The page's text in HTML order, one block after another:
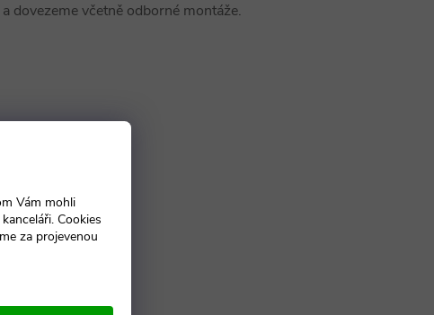
Vám mohli
Cookies
za projevenou
dovezeme včetně odborné montáže.